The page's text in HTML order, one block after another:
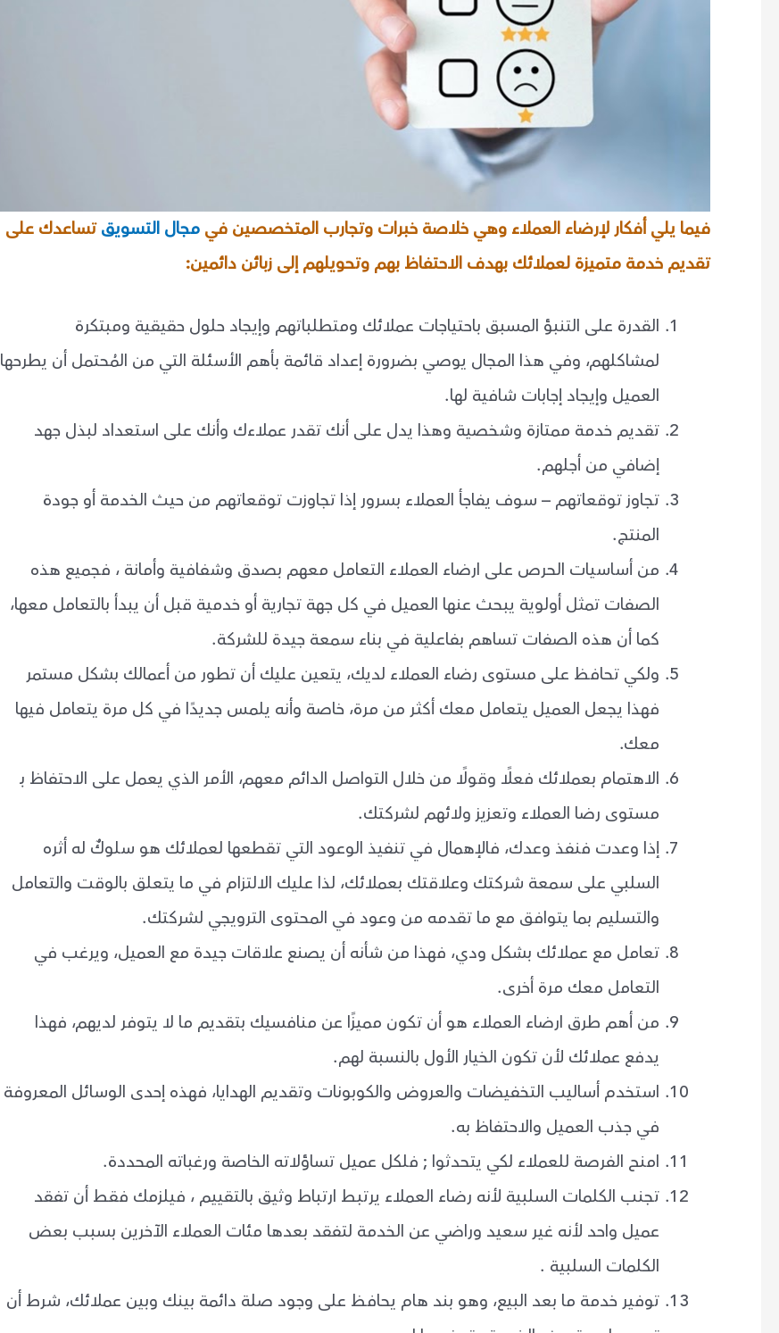
فيما يلي أفكار لإرضاء العملاء وهي خلاصة خبرات وتجارب المتخصصين في مجال التسويقتساعدك على
تقديم خدمة متميزة لعملائك بهدف الاحتفاظ بهم وتحويلهم إلى زبائن دائمين:
القدرة على التنبؤ المسبق باحتياجات عملائك ومتطلباتهم وإيجاد حلول حقيقية ومبتكرة
لمشاكلهم، وفي هذا المجال يوصي بضرورة إعداد قائمة بأهم الأسئلة التي من المُحتمل أن يطرحها
العميل وإيجاد إجابات شافية لها.
تقديم خدمة ممتازة وشخصية وهذا يدل على أنك تقدر عملاءك وأنك على استعداد لبذل جهد
إضافي من أجلهم.
تجاوز توقعاتهم – سوف يفاجأ العملاء بسرور إذا تجاوزت توقعاتهم من حيث الخدمة أو جودة
المنتج.
من أساسيات الحرص على ارضاء العملاء التعامل معهم بصدق وشفافية وأمانة ، فجميع هذه
الصفات تمثل أولوية يبحث عنها العميل في كل جهة تجارية أو خدمية قبل أن يبدأ بالتعامل معها،
كما أن هذه الصفات تساهم بفاعلية في بناء سمعة جيدة للشركة.
ولكي تحافظ على مستوى رضاء العملاء لديك، يتعين عليك أن تطور من أعمالك بشكل مستمر
فهذا يجعل العميل يتعامل معك أكثر من مرة، خاصة وأنه يلمس جديدًا في كل مرة يتعامل فيها
معك.
الاهتمام بعملائك فعلًا وقولًا من خلال التواصل الدائم معهم، الأمر الذي يعمل على الاحتفاظ بـ
مستوى رضا العملاء وتعزيز ولائهم لشركتك.
إذا وعدت فنفذ وعدك، فالإهمال في تنفيذ الوعود التي تقطعها لعملائك هو سلوكٌ له أثره
السلبي على سمعة شركتك وعلاقتك بعملائك، لذا عليك الالتزام في ما يتعلق بالوقت والتعامل
والتسليم بما يتوافق مع ما تقدمه من وعود في المحتوى الترويجي لشركتك.
تعامل مع عملائك بشكل ودي، فهذا من شأنه أن يصنع علاقات جيدة مع العميل، ويرغب في
التعامل معك مرة أخرى.
من أهم طرق ارضاء العملاء هو أن تكون مميزًا عن منافسيك بتقديم ما لا يتوفر لديهم، فهذا
يدفع عملائك لأن تكون الخيار الأول بالنسبة لهم.
استخدم أساليب التخفيضات والعروض والكوبونات وتقديم الهدايا، فهذه إحدى الوسائل المعروفة
في جذب العميل والاحتفاظ به.
امنح الفرصة للعملاء لكي يتحدثوا ; فلكل عميل تساؤلاته الخاصة ورغباته المحددة.
تجنب الكلمات السلبية لأنه رضاء العملاء يرتبط ارتباط وثيق بالتقييم ، فيلزمك فقط أن تفقد
عميل واحد لأنه غير سعيد وراضي عن الخدمة لتفقد بعدها مئات العملاء الآخرين بسبب بعض
الكلمات السلبية .
توفير خدمة ما بعد البيع، وهو بند هام يحافظ على وجود صلة دائمة بينك وبين عملائك، شرط أن